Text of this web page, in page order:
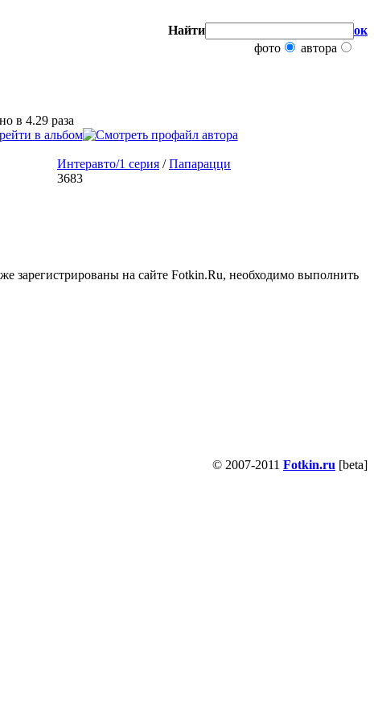
Найти
ок
фото
автора
в 4.29 раза
Интеравто/1 серия /Папарацци
3683
зарегистрированы на сайте Fotkin.Ru, необходимо выполнить
© 2007-2011 Fotkin.ru [beta]